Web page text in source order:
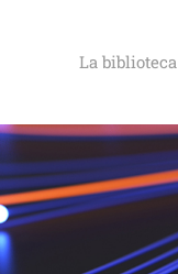
La biblioteca